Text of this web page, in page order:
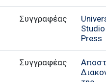
Συγγραφέας
Studio
Press
Συγγραφέας